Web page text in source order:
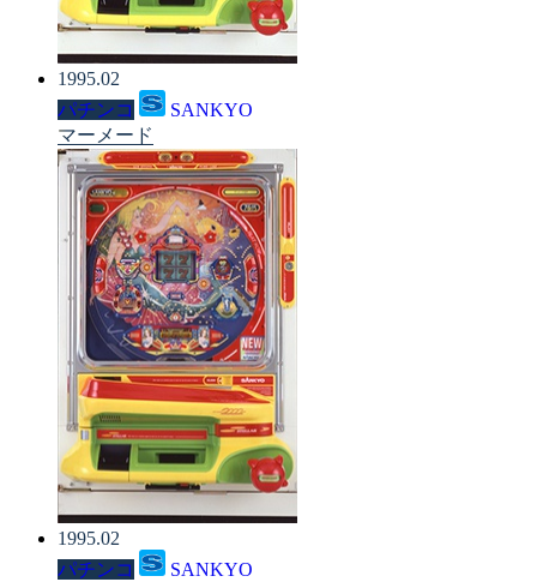
1995.02
パチンコ
SANKYO
マーメード
1995.02
パチンコ
SANKYO